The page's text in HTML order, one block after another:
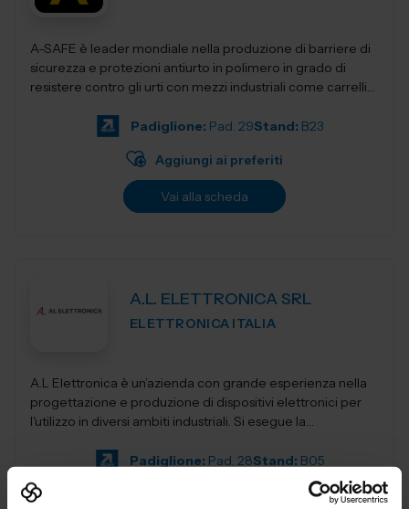
A-SAFE è leader mondiale nella produzione di barriere di
sicurezza e protezioni antiurto in polimero in grado di
resistere contro gli urti con mezzi industriali come carrelli
Padiglione: Pad. 29Stand: B23
Aggiungi ai preferiti
Vai alla scheda
A.L. ELETTRONICA SRL
ELETTRONICA ITALIA
A.L Elettronica è un’azienda con grande esperienza nella
progettazione e produzione di dispositivi elettronici per
l'utilizzo in diversi ambiti industriali. Si esegue la
Padiglione: Pad. 28Stand: B05